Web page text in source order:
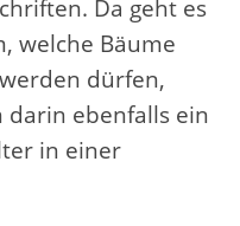
Da geht es
welche Bäume
dürfen,
ebenfalls ein
in einer